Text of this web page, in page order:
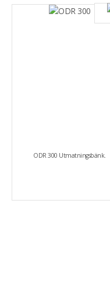
ODR 300 Utmatningsbänk.